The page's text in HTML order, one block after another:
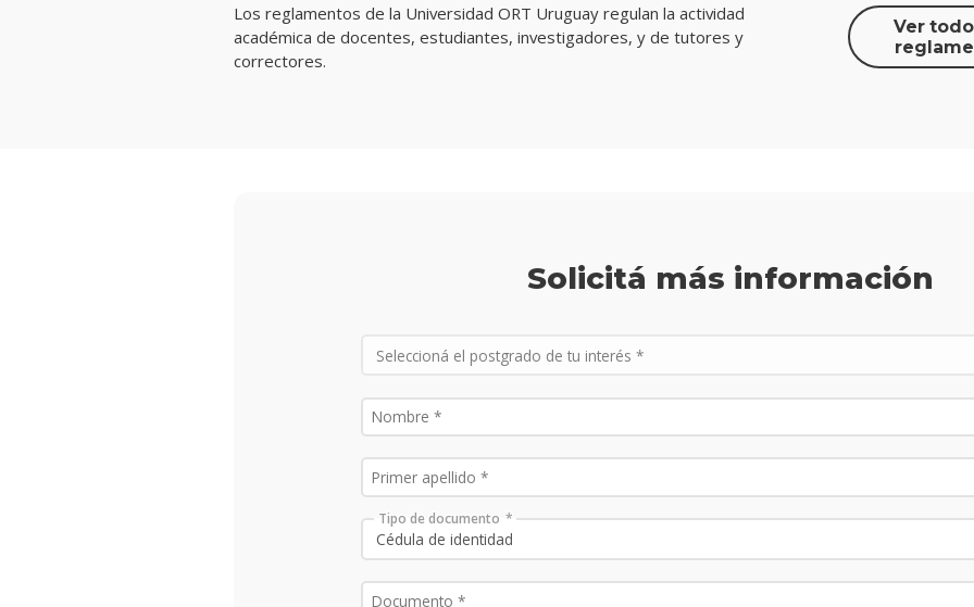
Los reglamentos de la Universidad ORT Uruguay regulan la actividad
académica de docentes, estudiantes, investigadores, y de tutores y
correctores.
Ver
Solicitá más información
Tipo de documento